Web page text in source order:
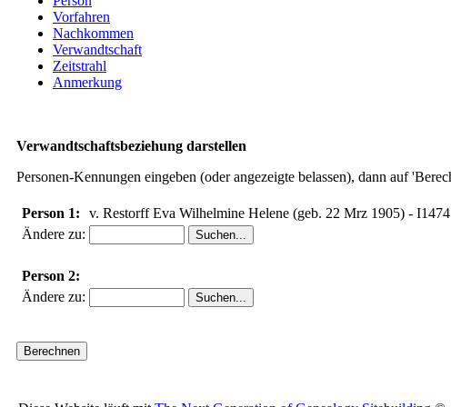
Vorfahren
Nachkommen
Verwandtschaft
Zeitstrahl
Anmerkung
Verwandtschaftsbeziehung darstellen
Personen-Kennungen eingeben (oder angezeigte belassen), dann auf
Person 1:
v. Restorff Eva Wilhelmine Helene (geb. 22 Mrz 1905) - I1474
Ändere zu:
Person 2:
Ändere zu: